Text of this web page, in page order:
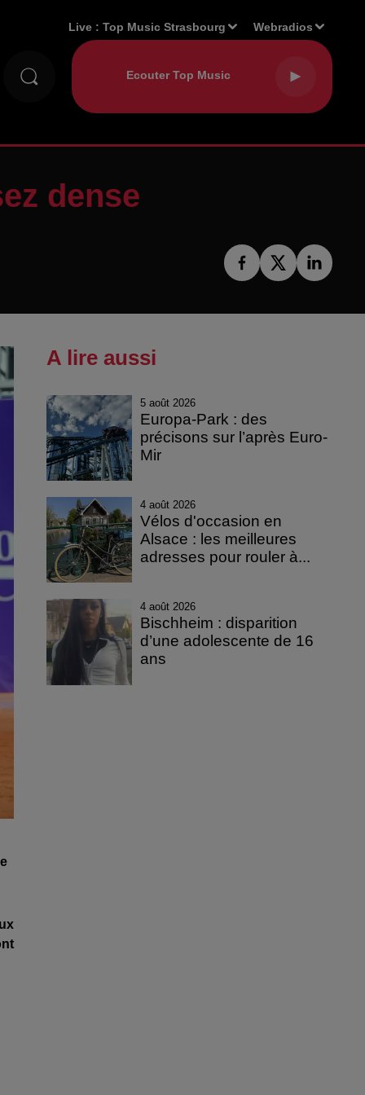
Live :Top Music Strasbourg Webradios
dense
A lire aussi
5 août 2026
Europa-Park : des
précisons sur l’après Euro-
Mir
4 août 2026
Vélos d'occasion en
Alsace : les meilleures
adresses pour rouler à...
4 août 2026
Bischheim : disparition
d’une adolescente de 16
ans